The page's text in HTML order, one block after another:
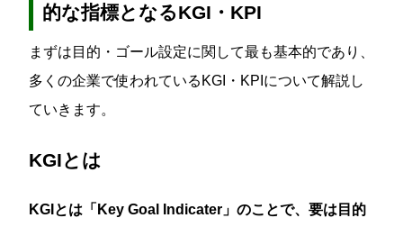
的な指標となるKGI・KPI
まずは目的・ゴール設定に関して最も基本的であり、
多くの企業で使われているKGI・KPIについて解説し
ていきます。
KGIとは
KGIとは「Key Goal Indicater」のことで、要は目的